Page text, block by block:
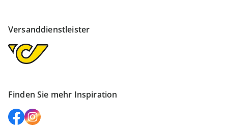
Versanddienstleister
Finden Sie mehr Inspiration